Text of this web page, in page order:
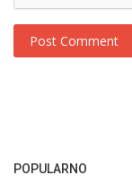
Post Comment
POPULARNO